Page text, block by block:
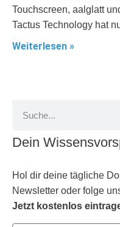
Touchscreen, aalglatt
Tactus Technology hat
Weiterlesen »
Dein
Hol dir deine tägliche
Newsletter oder folge
Jetzt kostenlos